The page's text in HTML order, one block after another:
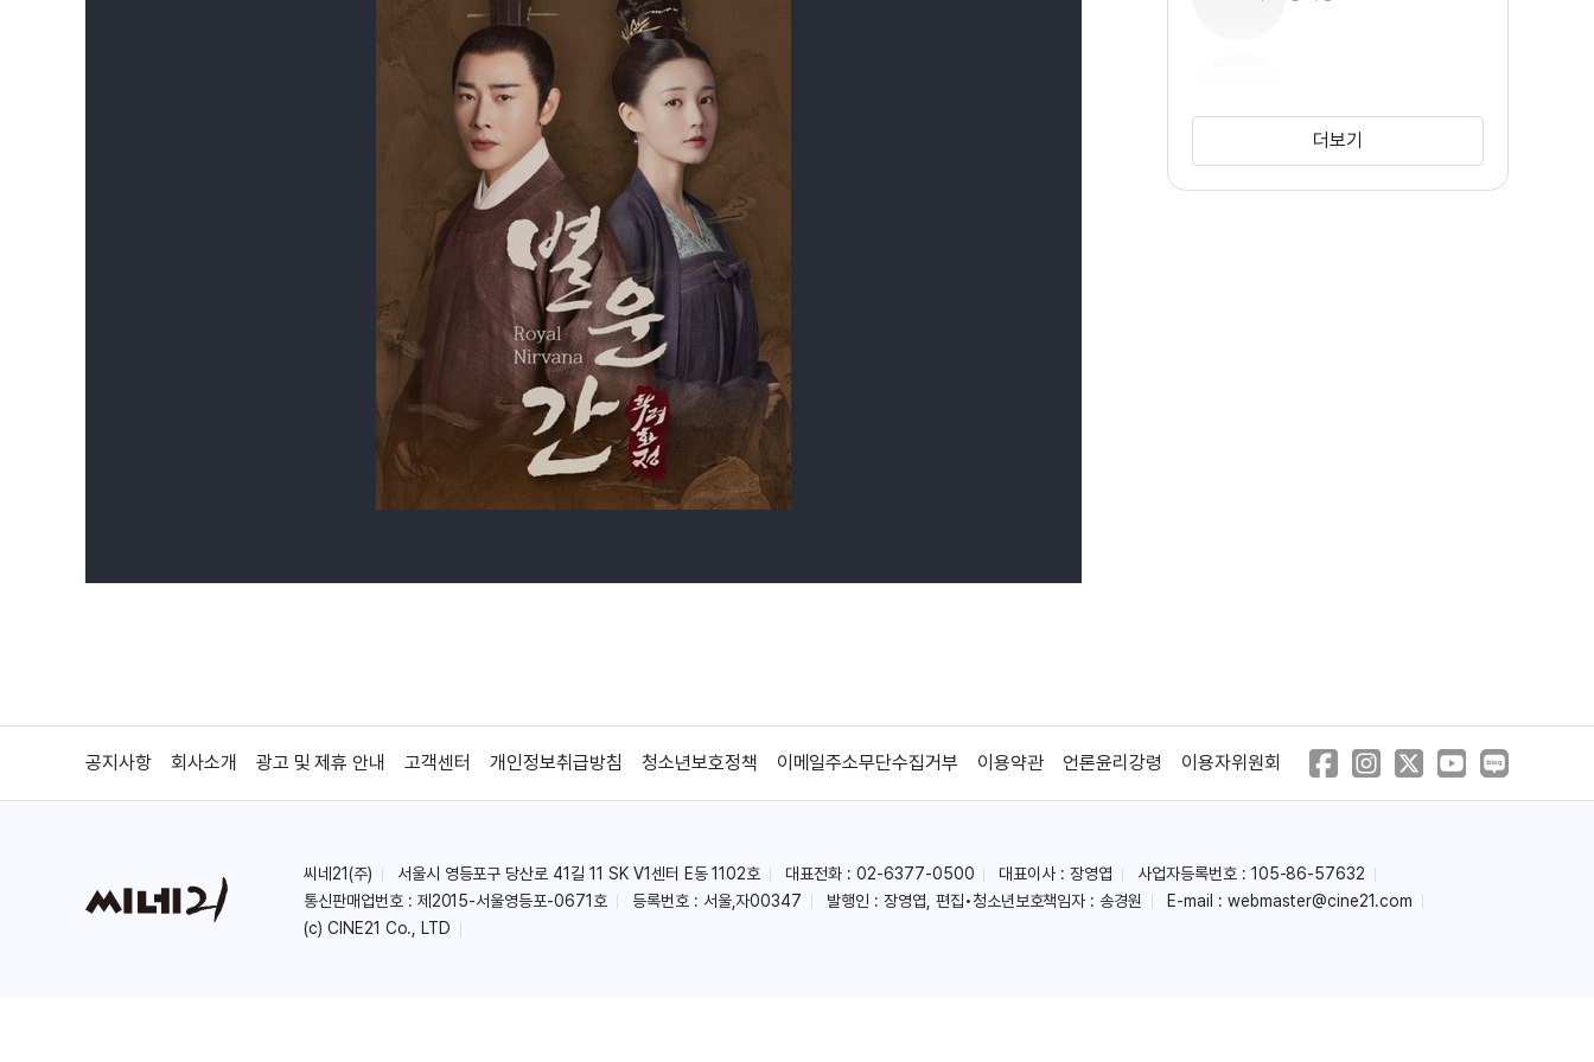
더보기
공지사항 회사소개 광고 및 제휴 안내 고객센터 개인정보취급방침 청소년보호정책 이메일주소무단수집거부 이용약관 언론윤리강령 이용자위원회
씨네21(주) 서울시 영등포구 당산로 41길 11 SK V1센터 E동 1102호 대표전화 : 02-6377-0500 대표이사 : 장영엽
사업자등록번호 : 105-86-57632
통신판매업번호 : 제2015-서울영등포-0671호
등록번호 : 서울,자00347 발행인 : 장영엽, 편집•청소년보호책임자 : 송경원 E-mail : webmaster@cine21.com
(c) CINE21 Co., LTD